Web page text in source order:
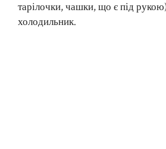
тарілочки, чашки, що є під
холодильник.